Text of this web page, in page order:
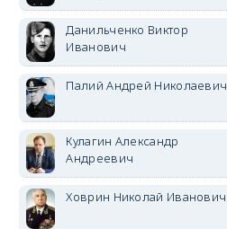
Данильченко Виктор
Иванович
Палий Андрей Николаевич
Кулагин Александр
Андреевич
Ховрин Николай Иванович